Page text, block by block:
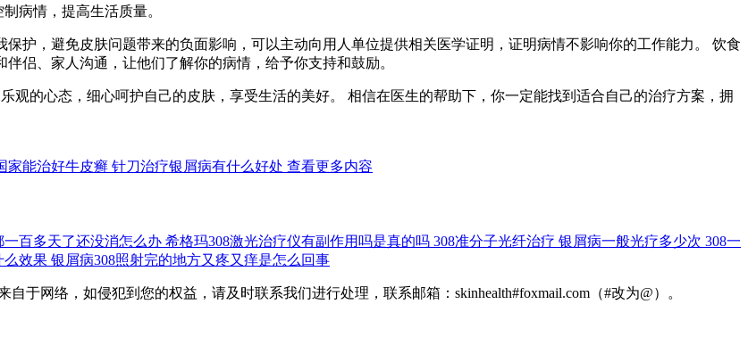
病情，提高生活质量。
护，避免皮肤问题带来的负面影响，可以主动向用人单位提供相关医学证明，证明病情不影响你的工作能力。 饮食
侣、家人沟通，让他们了解你的病情，给予你支持和鼓励。
观的心态，细心呵护自己的皮肤，享受生活的美好。 相信在医生的帮助下，你一定能找到适合自己的治疗方案，拥
家能治好牛皮癣 针刀治疗银屑病有什么好处 查看更多内容
一百多天了还没消怎么办 希格玛308激光治疗仪有副作用吗是真的吗 308准分子光纤治疗 银屑病一般光疗多少次 308一
么效果 银屑病308照射完的地方又疼又痒是怎么回事
于网络，如侵犯到您的权益，请及时联系我们进行处理，联系邮箱：skinhealth#foxmail.com（#改为@）。